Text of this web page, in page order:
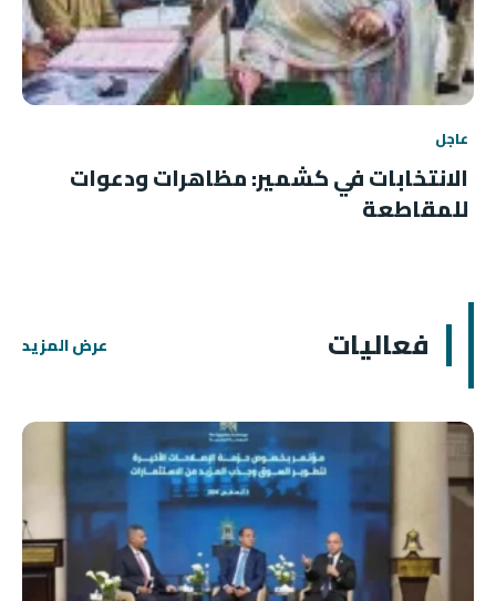
عاجل
الانتخابات في كشمير: مظاهرات ودعوات
للمقاطعة
فعاليات عرض المزيد